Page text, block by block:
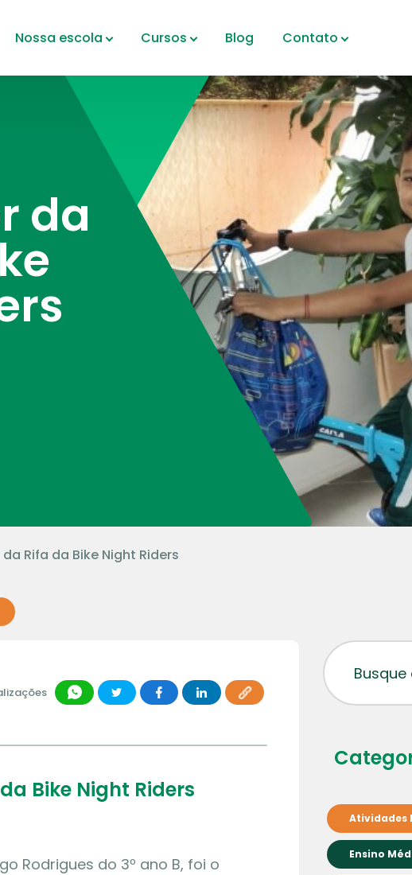
Nossa escola Cursos Blog Contato
da
Rifa da Bike Night Riders
Bike Night Riders
Rodrigues do 3º ano B, foi o
Atividades
Ensino